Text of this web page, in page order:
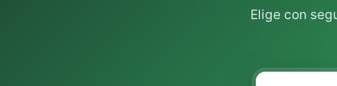
Elige con